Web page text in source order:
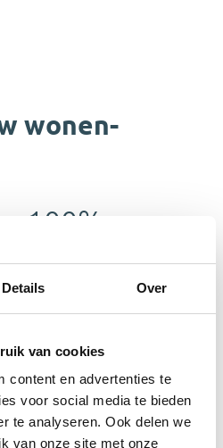
Details Over
van cookies
content en advertenties te
voor social media te bieden
te analyseren. Ook delen we
van onze site met onze
wonen-
100%
samen te kijken naar jouw
aan je planning, je budget en
daar goed bij
hoe nieuwbouw kopen werkt.
tot opties zoals meer- en